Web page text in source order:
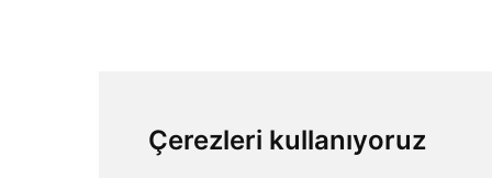
Çerezleri kullanıyoruz